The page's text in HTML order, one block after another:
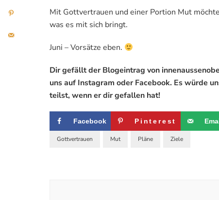
Mit Gottvertrauen und einer Portion Mut
was es mit sich bringt.
Juni – Vorsätze eben.
Dir gefällt der Blogeintrag von
uns auf Instagram oder Facebook. Es würde
teilst, wenn er dir gefallen hat!
Facebook Pinterest
Gottvertrauen Mut Pläne Ziele